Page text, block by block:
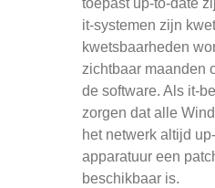
toepast up-to-date
it-systemen zijn
kwetsbaarheden
zichtbaar maanden
de software. Als it-
zorgen dat alle
het netwerk altijd
apparatuur een
beschikbaar is.